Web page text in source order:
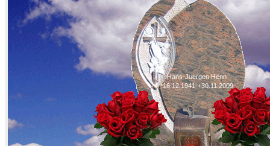
Hans-Juergen Henn
*16.12.1941-+30.11.2009